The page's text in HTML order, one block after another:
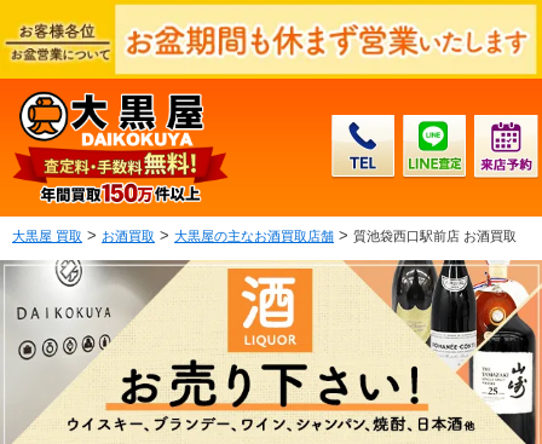
大黒屋 買取 > お酒買取 > 大黒屋の主なお酒買取店舗 > 質池袋西口駅前店 お酒買取